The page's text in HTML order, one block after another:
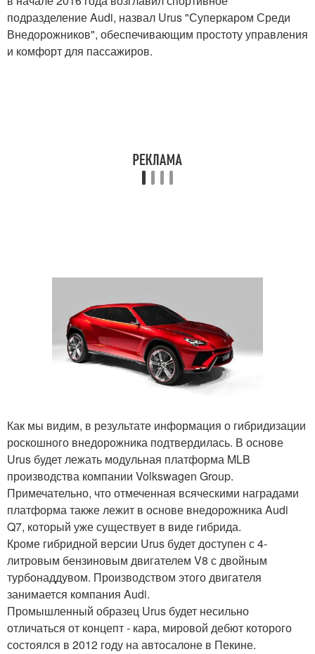
подразделение Audi, назвал Urus "Суперкаром Среди
Внедорожников", обеспечивающим простоту управления
и комфорт для пассажиров.
Как мы видим, в результате информация о гибридизации
роскошного внедорожника подтвердилась. В основе
Urus будет лежать модульная платформа MLB
производства компании Volkswagen Group.
Примечательно, что отмеченная всяческими наградами
платформа также лежит в основе внедорожника Audi
Q7, который уже существует в виде гибрида.
Кроме гибридной версии Urus будет доступен с 4-
литровым бензиновым двигателем V8 с двойным
турбонаддувом. Производством этого двигателя
занимается компания Audi.
Промышленный образец Urus будет несильно
отличаться от концепт - кара, мировой дебют которого
состоялся в 2012 году на автосалоне в Пекине.